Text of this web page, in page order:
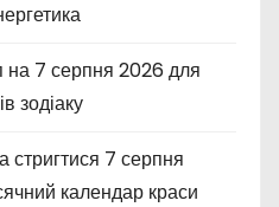
на 7 серпня 2026 для
зодіаку
стригтися 7 серпня
календар краси